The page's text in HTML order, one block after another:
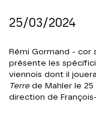
25/03/2024
Rémi Gormand - cor
présente les
viennois dont il
Terrede Mahler le 25
direction de